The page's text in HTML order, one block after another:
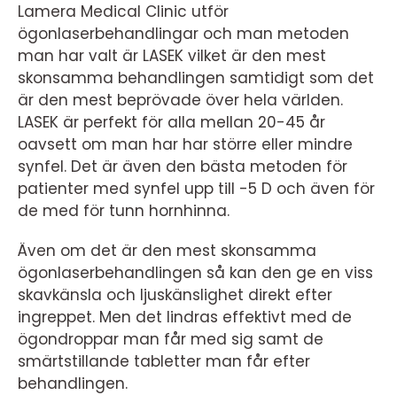
Lamera Medical Clinic utför
ögonlaserbehandlingar och man metoden
man har valt är LASEK vilket är den mest
skonsamma behandlingen samtidigt som det
är den mest beprövade över hela världen.
LASEK är perfekt för alla mellan 20-45 år
oavsett om man har har större eller mindre
synfel. Det är även den bästa metoden för
patienter med synfel upp till -5 D och även för
de med för tunn hornhinna.
Även om det är den mest skonsamma
ögonlaserbehandlingen så kan den ge en viss
skavkänsla och ljuskänslighet direkt efter
ingreppet. Men det lindras effektivt med de
ögondroppar man får med sig samt de
smärtstillande tabletter man får efter
behandlingen.